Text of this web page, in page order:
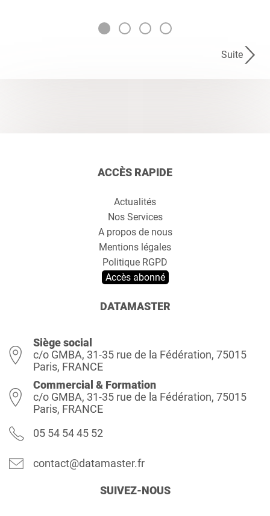
Suite
ACCÈS RAPIDE
Actualités
Nos Services
A propos de nous
Mentions légales
Politique RGPD
Accès abonné
DATAMASTER
Siège social
c/o GMBA, 31-35 rue de la Fédération, 75015
Paris, FRANCE
Commercial & Formation
c/o GMBA, 31-35 rue de la Fédération, 75015
Paris, FRANCE
05 54 54 45 52
contact@datamaster.fr
SUIVEZ-NOUS